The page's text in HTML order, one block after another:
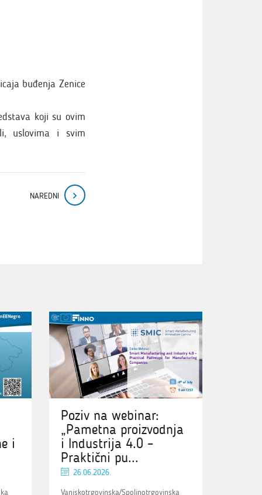
buđenja Zenice
koji su ovim
uslovima i svim
NAREDNI
i
Poziv na webinar:
„Pametna proizvodnja
i Industrija 4.0 –
Praktični pu...
26.06.2026.
Vanjskotrgovinska/Spoljnotrgovinska